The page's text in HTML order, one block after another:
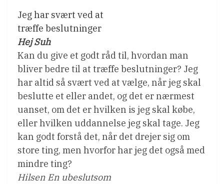
Jeg har svært ved at
træffe beslutninger
Hej Suh
Kan du give et godt råd til, hvordan man
bliver bedre til at træffe beslutninger? Jeg
har altid så svært ved at vælge, når jeg skal
beslutte et eller andet, og det er nærmest
uanset, om det er hvilken is jeg skal købe,
eller hvilken uddannelse jeg skal tage. Jeg
kan godt forstå det, når det drejer sig om
store ting, men hvorfor har jeg det også med
mindre ting?
Hilsen En ubeslutsom